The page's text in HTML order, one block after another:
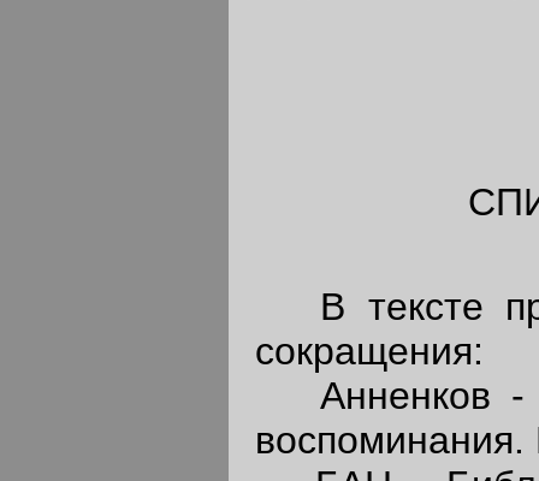
В тексте
сокращения:
Анненков -
воспоминания.